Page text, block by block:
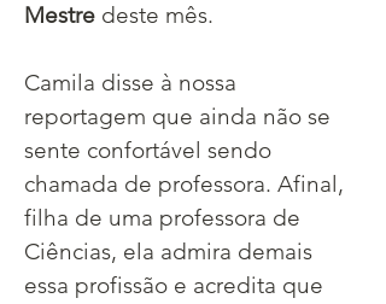
Mestre deste mês.
Camila disse à nossa
reportagem que ainda não se
sente confortável sendo
chamada de professora. Afinal,
filha de uma professora de
Ciências, ela admira demais
essa profissão e acredita que